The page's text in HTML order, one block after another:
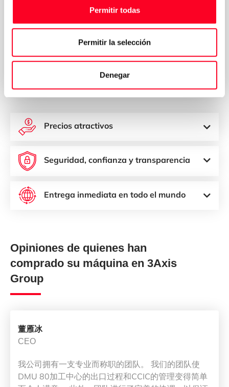
Permitir todas
Permitir la selección
Denegar
Acepto los términos y condiciones de laPolítica de
Solicitar presupuesto
Precios atractivos
Seguridad, confianza y transparencia
Entrega inmediata en todo el mundo
Opiniones de quienes han
comprado su máquina en 3Axis
Group
董雁冰
CEO
我公司拥有一支专业而称职的团队。 我们的团队使
DMU 80加工中心的出口过程和CCIC的管理变得简单